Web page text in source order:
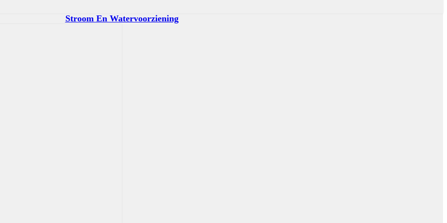
Stroom En Watervoorziening